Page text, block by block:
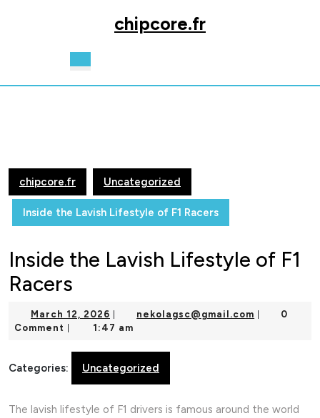
chipcore.fr
chipcore.fr Uncategorized
Inside the Lavish Lifestyle of F1 Racers
Inside the Lavish Lifestyle of F1
Racers
March 12, 2026 March
12,
nekolagsc@gmail.com
0
Comment
1:47 am
Categories: Uncategorized
The lavish lifestyle of F1 drivers is famous around the world